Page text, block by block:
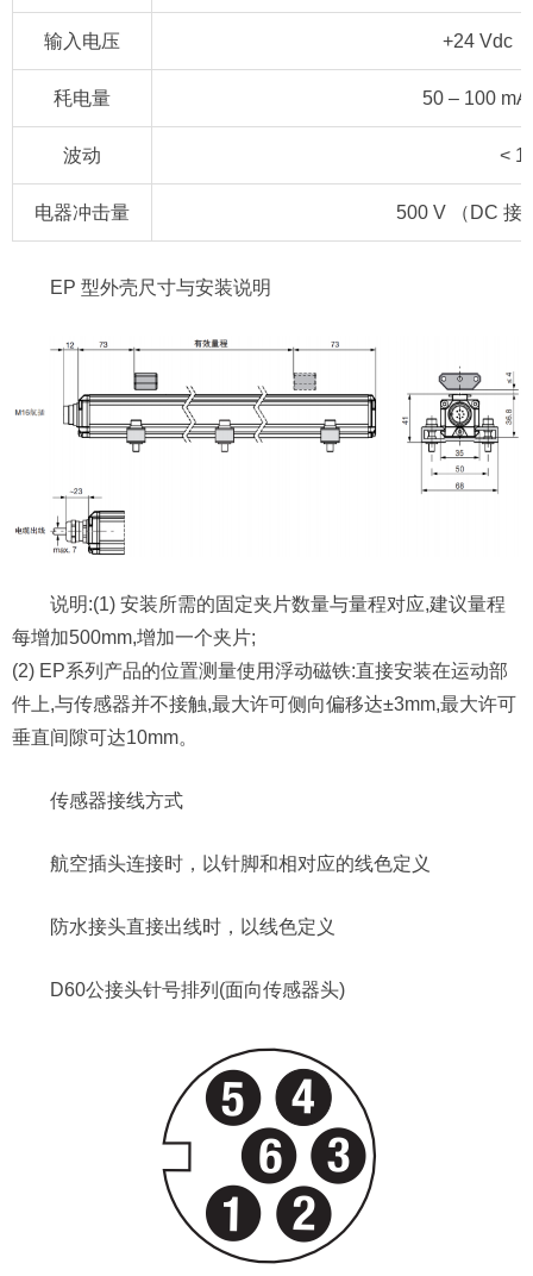
输入电压 +24 Vdc
秏电量 50 – 100
波动 < 1
电器冲击量 500 V （DC 接
EP 型外壳尺寸与安装说明
说明:(1) 安装所需的固定夹片数量与量程对应,建议量程
每增加500mm,增加一个夹片;
(2) EP系列产品的位置测量使用浮动磁铁:直接安装在运动部
件上,与传感器并不接触,最大许可侧向偏移达±3mm,最大许可
垂直间隙可达10mm。
传感器接线方式
航空插头连接时，以针脚和相对应的线色定义
防水接头直接出线时，以线色定义
D60公接头针号排列(面向传感器头)